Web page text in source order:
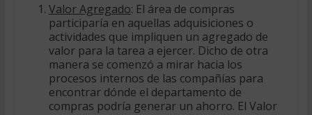
Valor Agregado: El área de compras
participaría en aquellas adquisiciones o
actividades que impliquen un agregado de
valor para la tarea a ejercer. Dicho de otra
manera se comenzó a mirar hacia los
procesos internos de las compañías para
encontrar dónde el departamento de
compras podría generar un ahorro. El Valor